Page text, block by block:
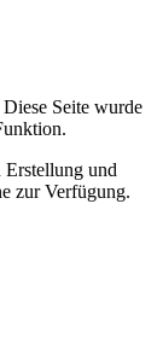
Seite wurde
und
zur Verfügung.